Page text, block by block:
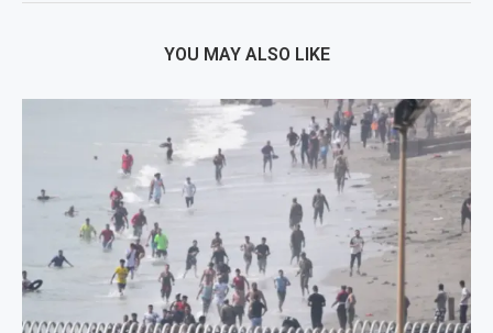
YOU MAY ALSO LIKE